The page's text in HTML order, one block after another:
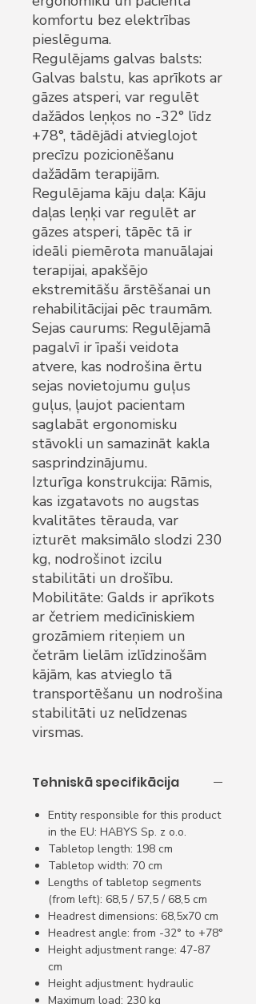
komfortu bez elektrības
pieslēguma.
Regulējams galvas balsts:
Galvas balstu, kas aprīkots ar
gāzes atsperi, var regulēt
dažādos leņķos no -32° līdz
+78°, tādējādi atvieglojot
precīzu pozicionēšanu
dažādām terapijām.
Regulējama kāju daļa: Kāju
daļas leņķi var regulēt ar
gāzes atsperi, tāpēc tā ir
ideāli piemērota manuālajai
terapijai, apakšējo
ekstremitāšu ārstēšanai un
rehabilitācijai pēc traumām.
Sejas caurums: Regulējamā
pagalvī ir īpaši veidota
atvere, kas nodrošina ērtu
sejas novietojumu guļus
guļus, ļaujot pacientam
saglabāt ergonomisku
stāvokli un samazināt kakla
sasprindzinājumu.
Izturīga konstrukcija: Rāmis,
kas izgatavots no augstas
kvalitātes tērauda, var
izturēt maksimālo slodzi 230
kg, nodrošinot izcilu
stabilitāti un drošību.
Mobilitāte: Galds ir aprīkots
ar četriem medicīniskiem
grozāmiem riteņiem un
četrām lielām izlīdzinošām
kājām, kas atvieglo tā
transportēšanu un nodrošina
stabilitāti uz nelīdzenas
virsmas.
Tehniskā specifikācija
Entity responsible for this product
in the EU: HABYS Sp. z o.o.
Tabletop length: 198 cm
Tabletop width: 70 cm
Lengths of tabletop segments
(from left): 68,5 / 57,5 / 68,5 cm
Headrest dimensions: 68,5x70 cm
Headrest angle: from -32° to +78°
Height adjustment range: 47-87
cm
Height adjustment: hydraulic
Maximum load: 230 kg